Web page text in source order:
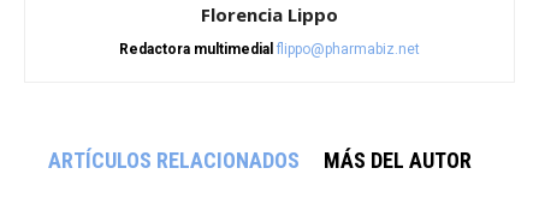
Florencia Lippo
Redactora multimedial flippo@pharmabiz.net
ARTÍCULOS RELACIONADOS MÁS DEL AUTOR